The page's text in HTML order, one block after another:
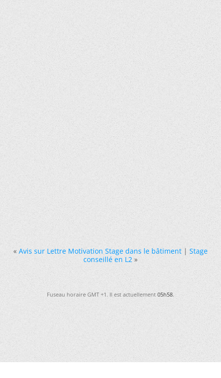
« Avis sur Lettre Motivation Stage dans le bâtiment|Stage
conseillé en L2 »
Fuseau horaire GMT +1. Il est actuellement05h58.